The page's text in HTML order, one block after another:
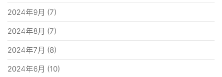
2024年9月 (7)
2024年8月 (7)
2024年7月 (8)
2024年6月 (10)